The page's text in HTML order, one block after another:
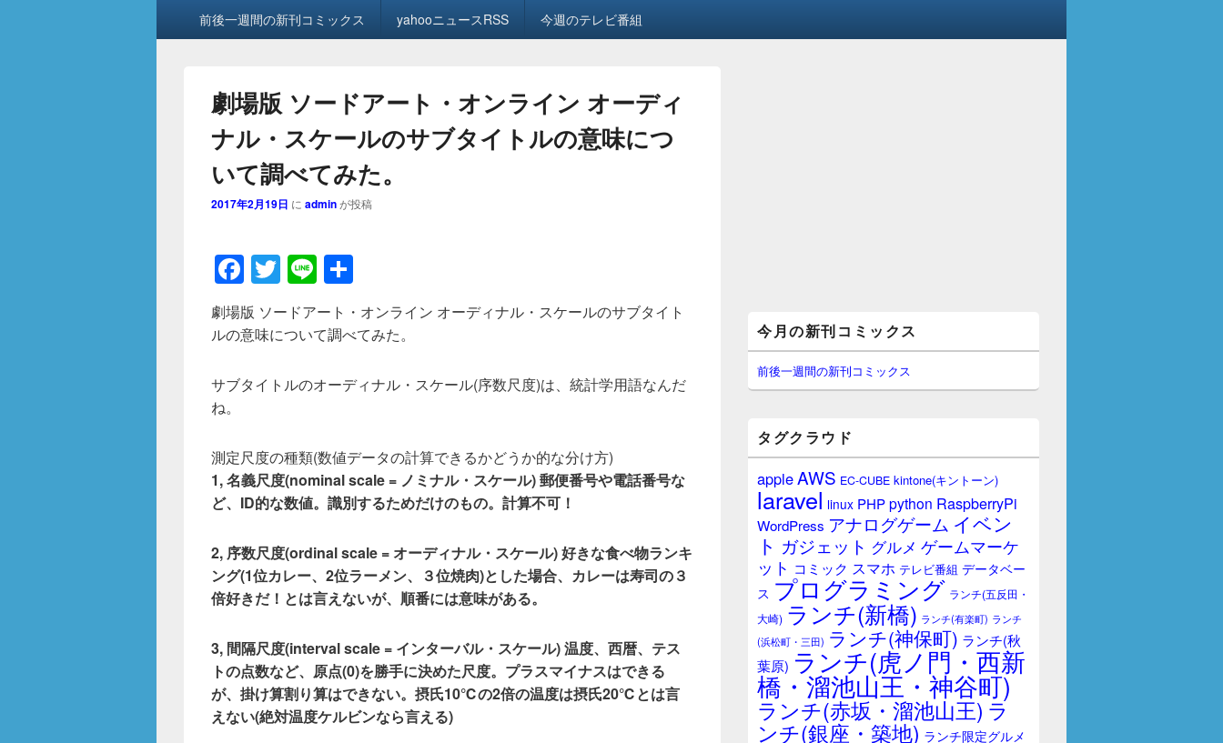
前後一週間の新刊コミックス yahooニュースRSS 今週のテレビ番組
劇場版 ソードアート・オンライン オーディ
ナル・スケールのサブタイトルの意味につ
いて調べてみた。
2017年2月19日 に adminが投稿
F
a
c
e
b
o
k
T
wi
tt
Li
n
e
有
劇場版 ソードアート・オンライン オーディナル・スケールのサブタイト
ルの意味について調べてみた。
サブタイトルのオーディナル・スケール(序数尺度)は、統計学用語なんだ
ね。
測定尺度の種類(数値データの計算できるかどうか的な分け方)
1, 名義尺度(nominal scale = ノミナル・スケール) 郵便番号や電話番号な
ど、ID的な数値。識別するためだけのもの。計算不可！
2, 序数尺度(ordinal scale = オーディナル・スケール) 好きな食べ物ランキ
ング(1位カレー、2位ラーメン、３位焼肉)とした場合、カレーは寿司の３
倍好きだ！とは言えないが、順番には意味がある。
3, 間隔尺度(interval scale = インターバル・スケール) 温度、西暦、テス
トの点数など、原点(0)を勝手に決めた尺度。プラスマイナスはできる
が、掛け算割り算はできない。摂氏10℃の2倍の温度は摂氏20℃とは言
えない(絶対温度ケルビンなら言える)
イ
ン
サ
イ
ー
ジ
ッ
ト
今月の新刊コミックス
前後一週間の新刊コミックス
タグクラウド
appleAWS EC-CUBE kintone(キントーン)
laravel linux PHPpython RaspberryPi
WordPress アナログゲーム イベン
ト ガジェット グルメ ゲームマーケ
ット コミック スマホ テレビ番組 データベー
ス プログラミング ランチ(五反田・
大崎) ランチ(新橋) ランチ(有楽町) ランチ
(浜松町・三田) ランチ(神保町) ランチ(秋
葉原) ランチ(虎ノ門・西新
橋・溜池山王・神谷町)
ランチ(赤坂・溜池山王) ラ
ンチ(銀座・築地) ランチ限定グルメ